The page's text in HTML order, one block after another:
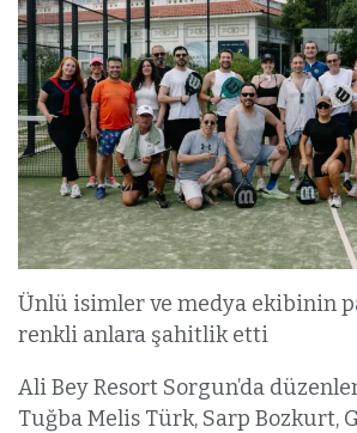
Ünlü isimler ve medya ekibinin
renkli anlara şahitlik etti
Ali Bey Resort Sorgun’da
Tuğba Melis Türk, Sarp Bozkurt,